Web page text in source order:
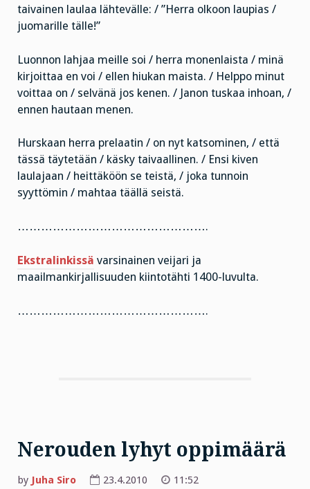
taivainen laulaa lähtevälle: / ”Herra olkoon laupias /
juomarille tälle!”
Luonnon lahjaa meille soi / herra monenlaista / minä
kirjoittaa en voi / ellen hiukan maista. / Helppo minut
voittaa on / selvänä jos kenen. / Janon tuskaa inhoan, /
ennen hautaan menen.
Hurskaan herra prelaatin / on nyt katsominen, / että
tässä täytetään / käsky taivaallinen. / Ensi kiven
laulajaan / heittäköön se teistä, / joka tunnoin
syyttömin / mahtaa täällä seistä.
………………………………………….
Ekstralinkissä varsinainen veijari ja
maailmankirjallisuuden kiintotähti 1400-luvulta.
………………………………………….
Nerouden lyhyt oppimäärä
by Juha Siro 23.4.2010
11:52